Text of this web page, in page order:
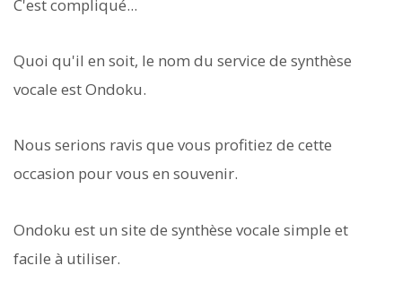
C'est compliqué...
Quoi qu'il en soit, le nom du service de synthèse
vocale est Ondoku.
Nous serions ravis que vous profitiez de cette
occasion pour vous en souvenir.
Ondoku est un site de synthèse vocale simple et
facile à utiliser.